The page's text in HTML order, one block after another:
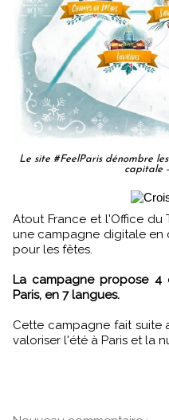
Le site #FeelParis dénombre
capitale
Atout France et l'Office du Tourisme et des Congrès lance
une campagne digitale en
pour les fêtes.
La campagne propose
Paris, en 7 langues.
Cette campagne fait suite
valoriser l'été à Paris et la